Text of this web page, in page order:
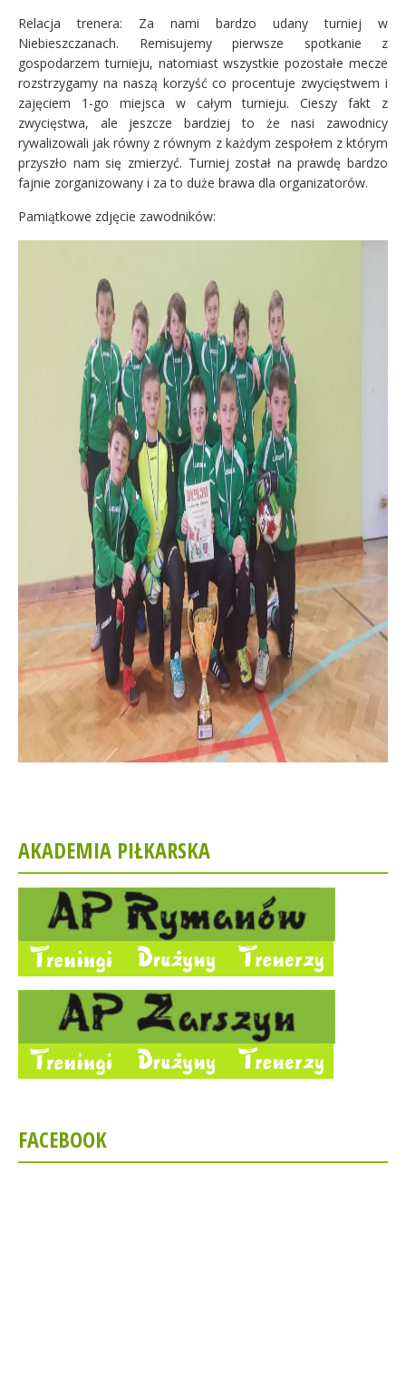
Relacja trenera: Za nami bardzo udany turniej w
Niebieszczanach. Remisujemy pierwsze spotkanie z
gospodarzem turnieju, natomiast wszystkie pozostałe mecze
rozstrzygamy na naszą korzyść co procentuje zwycięstwem i
zajęciem 1-go miejsca w całym turnieju. Cieszy fakt z
zwycięstwa, ale jeszcze bardziej to że nasi zawodnicy
rywalizowali jak równy z równym z każdym zespołem z którym
przyszło nam się zmierzyć. Turniej został na prawdę bardzo
fajnie zorganizowany i za to duże brawa dla organizatorów.
Pamiątkowe zdjęcie zawodników:
AKADEMIA PIŁKARSKA
FACEBOOK